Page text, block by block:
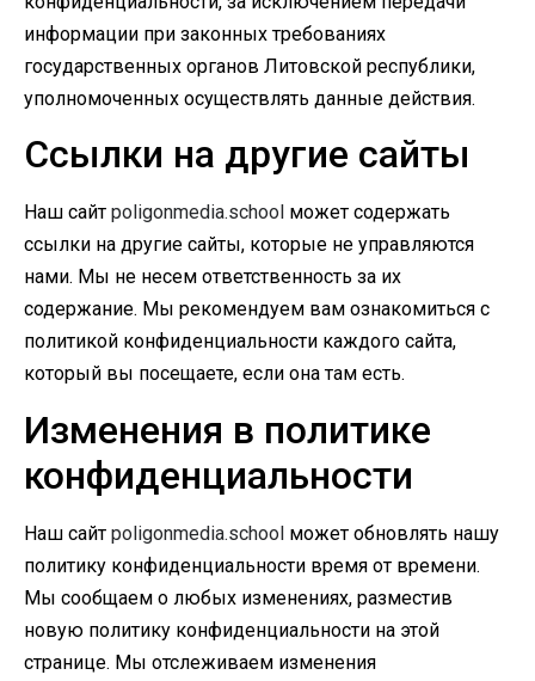
информации при законных требованиях
государственных органов Литовской республики,
уполномоченных осуществлять данные действия.
Ссылки на другие сайты
Наш сайт poligonmedia.school может содержать
ссылки на другие сайты, которые не управляются
нами. Мы не несем ответственность за их
содержание. Мы рекомендуем вам ознакомиться с
политикой конфиденциальности каждого сайта,
который вы посещаете, если она там есть.
Изменения в политике
конфиденциальности
Наш сайт poligonmedia.school может обновлять нашу
политику конфиденциальности время от времени.
Мы сообщаем о любых изменениях, разместив
новую политику конфиденциальности на этой
странице. Мы отслеживаем изменения